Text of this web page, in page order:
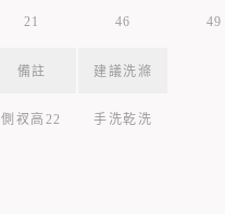
21 46 49
備註 建議洗滌
側衩高22 手洗乾洗